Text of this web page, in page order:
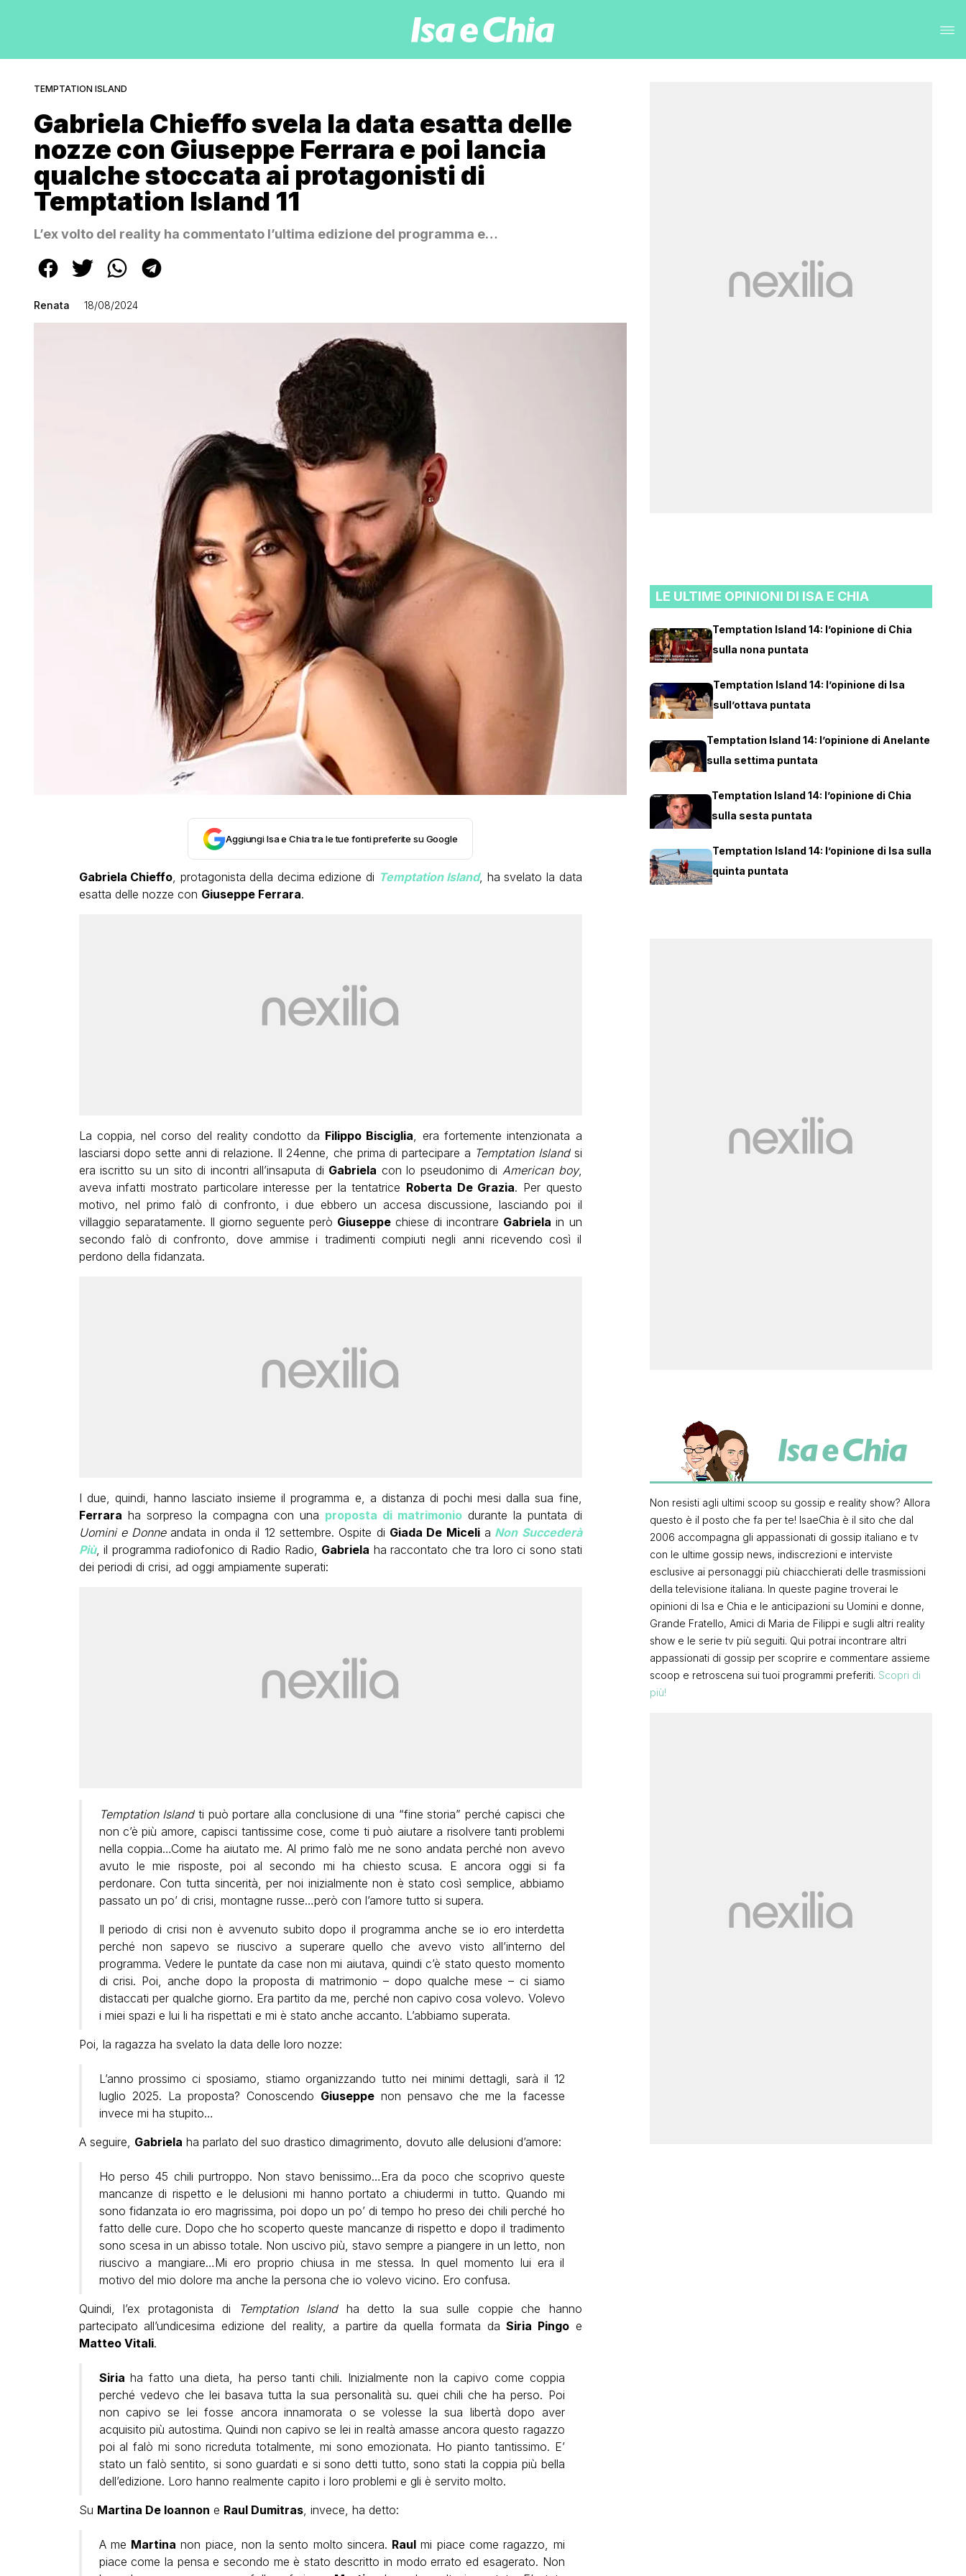
TEMPTATION ISLAND
Gabriela Chieffo svela la data esatta delle
nozze con Giuseppe Ferrara e poi lancia
qualche stoccata ai protagonisti di
Temptation Island 11
L’ex volto del reality ha commentato l’ultima edizione del programma e…
Renata 18/08/2024
Aggiungi Isa e Chia tra le tue fonti preferite su Google
Gabriela Chieffo, protagonista della decima edizione di Temptation Island, ha svelato la data
esatta delle nozze con Giuseppe Ferrara.
La coppia, nel corso del reality condotto da Filippo Bisciglia, era fortemente intenzionata a
lasciarsi dopo sette anni di relazione. Il 24enne, che prima di partecipare a Temptation Islandsi
era iscritto su un sito di incontri all’insaputa di Gabriela con lo pseudonimo di American boy,
aveva infatti mostrato particolare interesse per la tentatrice Roberta De Grazia. Per questo
motivo, nel primo falò di confronto, i due ebbero un accesa discussione, lasciando poi il
villaggio separatamente. Il giorno seguente però Giuseppe chiese di incontrare Gabriela in un
secondo falò di confronto, dove ammise i tradimenti compiuti negli anni ricevendo così il
perdono della fidanzata.
I due, quindi, hanno lasciato insieme il programma e, a distanza di pochi mesi dalla sua fine,
Ferrara ha sorpreso la compagna con una proposta di matrimonio durante la puntata di
Uomini e Donneandata in onda il 12 settembre. Ospite di Giada De Micelia Non Succederà
Più, il programma radiofonico di Radio Radio, Gabriela ha raccontato che tra loro ci sono stati
dei periodi di crisi, ad oggi ampiamente superati:
Temptation Islandti può portare alla conclusione di una “fine storia” perché capisci che
non c’è più amore, capisci tantissime cose, come ti può aiutare a risolvere tanti problemi
nella coppia…Come ha aiutato me. Al primo falò me ne sono andata perché non avevo
avuto le mie risposte, poi al secondo mi ha chiesto scusa. E ancora oggi si fa
perdonare. Con tutta sincerità, per noi inizialmente non è stato così semplice, abbiamo
passato un po’ di crisi, montagne russe…però con l’amore tutto si supera.
Il periodo di crisi non è avvenuto subito dopo il programma anche se io ero interdetta
perché non sapevo se riuscivo a superare quello che avevo visto all’interno del
programma. Vedere le puntate da case non mi aiutava, quindi c’è stato questo momento
di crisi. Poi, anche dopo la proposta di matrimonio – dopo qualche mese – ci siamo
distaccati per qualche giorno. Era partito da me, perché non capivo cosa volevo. Volevo
i miei spazi e lui li ha rispettati e mi è stato anche accanto. L’abbiamo superata.
Poi, la ragazza ha svelato la data delle loro nozze:
L’anno prossimo ci sposiamo, stiamo organizzando tutto nei minimi dettagli, sarà il 12
luglio 2025. La proposta? Conoscendo Giuseppenon pensavo che me la facesse
invece mi ha stupito…
A seguire, Gabriela ha parlato del suo drastico dimagrimento, dovuto alle delusioni d’amore:
Ho perso 45 chili purtroppo. Non stavo benissimo…Era da poco che scoprivo queste
mancanze di rispetto e le delusioni mi hanno portato a chiudermi in tutto. Quando mi
sono fidanzata io ero magrissima, poi dopo un po’ di tempo ho preso dei chili perché ho
fatto delle cure. Dopo che ho scoperto queste mancanze di rispetto e dopo il tradimento
sono scesa in un abisso totale. Non uscivo più, stavo sempre a piangere in un letto, non
riuscivo a mangiare…Mi ero proprio chiusa in me stessa. In quel momento lui era il
motivo del mio dolore ma anche la persona che io volevo vicino. Ero confusa.
Quindi, l’ex protagonista di
Temptation Islandha detto la sua sulle coppie che hanno
partecipato all’undicesima edizione del reality, a partire da quella formata da Siria Pingoe
Matteo Vitali.
Siria ha fatto una dieta, ha perso tanti chili. Inizialmente non la capivo come coppia
perché vedevo che lei basava tutta la sua personalità su. quei chili che ha perso. Poi
non capivo se lei fosse ancora innamorata o se volesse la sua libertà dopo aver
acquisito più autostima. Quindi non capivo se lei in realtà amasse ancora questo ragazzo
poi al falò mi sono ricreduta totalmente, mi sono emozionata. Ho pianto tantissimo. E’
stato un falò sentito, si sono guardati e si sono detti tutto, sono stati la coppia più bella
dell’edizione. Loro hanno realmente capito i loro problemi e gli è servito molto.
Su Martina De Ioannon e Raul Dumitras, invece, ha detto:
A me Martina non piace, non la sento molto sincera. Raul mi piace come ragazzo, mi
piace come la pensa e secondo me è stato descritto in modo errato ed esagerato. Non
LE ULTIME OPINIONI DI ISA E CHIA
Temptation Island 14: l’opinione di Chia
sulla nona puntata
Temptation Island 14: l’opinione di Isa
sull’ottava puntata
Temptation Island 14: l’opinione di Anelante
sulla settima puntata
Temptation Island 14: l’opinione di Chia
sulla sesta puntata
Temptation Island 14: l’opinione di Isa sulla
quinta puntata
Non resisti agli ultimi scoop su gossip e reality show? Allora
questo è il posto che fa per te! IsaeChia è il sito che dal
2006 accompagna gli appassionati di gossip italiano e tv
con le ultime gossip news, indiscrezioni e interviste
esclusive ai personaggi più chiacchierati delle trasmissioni
della televisione italiana. In queste pagine troverai le
opinioni di Isa e Chia e le anticipazioni su Uomini e donne,
Grande Fratello, Amici di Maria de Filippi e sugli altri reality
show e le serie tv più seguiti. Qui potrai incontrare altri
appassionati di gossip per scoprire e commentare assieme
scoop e retroscena sui tuoi programmi preferiti. Scopri di
più!